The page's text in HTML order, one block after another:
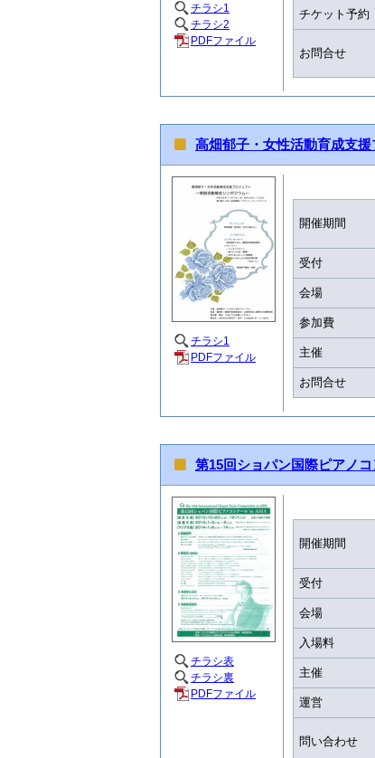
チラシ1
チラシ2
PDFファイル
チケット予約
お問合せ
高畑郁子・女性活動育成支援
チラシ1
PDFファイル
開催期間
受付
会場
参加費
主催
お問合せ
第15回ショパン国際ピアノ
チラシ表
チラシ裏
PDFファイル
開催期間
受付
会場
入場料
主催
運営
問い合わせ